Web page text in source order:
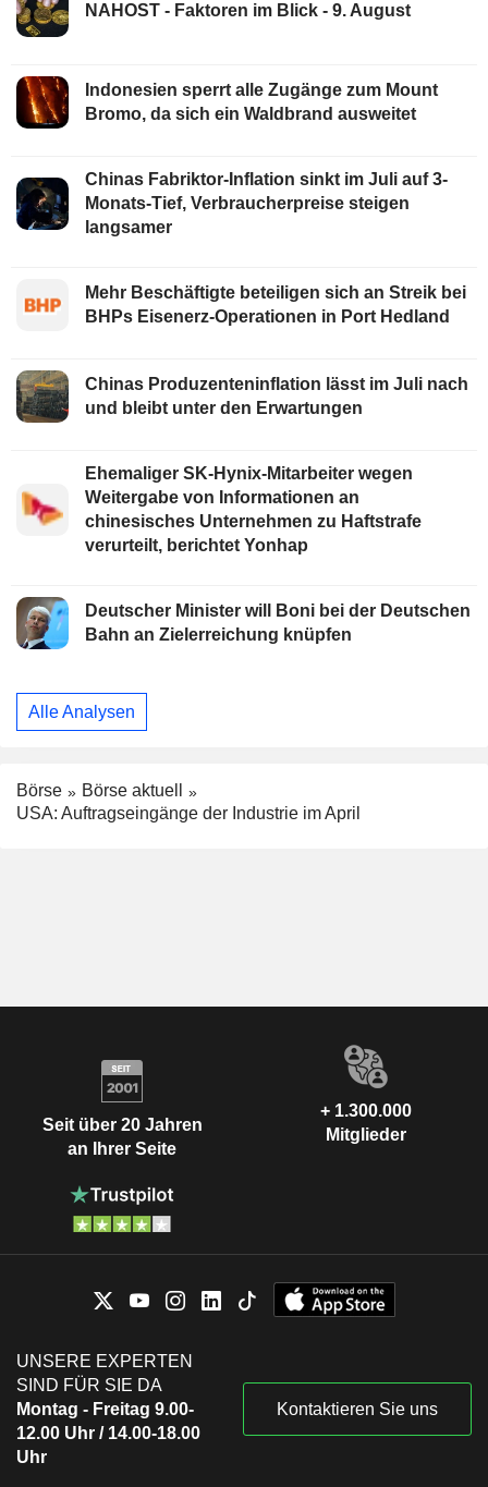
NAHOST - Faktoren im Blick - 9. August
Indonesien sperrt alle Zugänge zum Mount
Bromo, da sich ein Waldbrand ausweitet
Chinas Fabriktor-Inflation sinkt im Juli auf 3-
Monats-Tief, Verbraucherpreise steigen
langsamer
Mehr Beschäftigte beteiligen sich an Streik bei
BHPs Eisenerz-Operationen in Port Hedland
Chinas Produzenteninflation lässt im Juli nach
und bleibt unter den Erwartungen
Ehemaliger SK-Hynix-Mitarbeiter wegen
Weitergabe von Informationen an
chinesisches Unternehmen zu Haftstrafe
verurteilt, berichtet Yonhap
Deutscher Minister will Boni bei der Deutschen
Bahn an Zielerreichung knüpfen
Alle Analysen
Börse
Börse aktuell
USA: Auftragseingänge der Industrie im April
Seit über 20 Jahren
an Ihrer Seite
+ 1.300.000
Mitglieder
UNSERE EXPERTEN
SIND FÜR SIE DA
Montag - Freitag 9.00-
12.00 Uhr / 14.00-18.00
Uhr
Kontaktieren Sie uns